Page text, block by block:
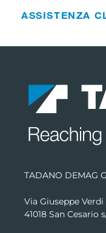
ASSISTENZA
TADANO DEMAG
Via Giuseppe Verdi
41018 San Cesario